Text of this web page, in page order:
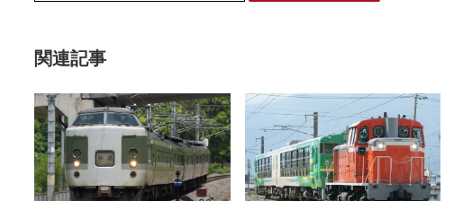
関連記事